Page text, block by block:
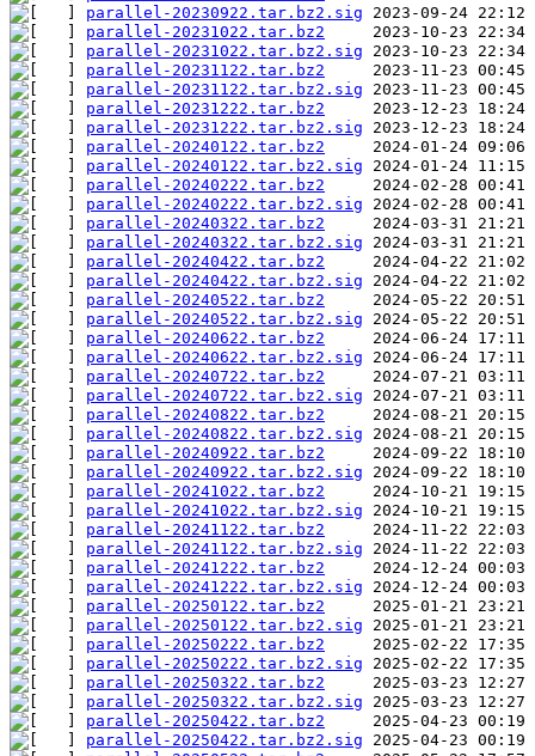
parallel-20230922.tar.bz2.sig
parallel-20231022.tar.bz2
parallel-20231022.tar.bz2.sig
parallel-20231122.tar.bz2
parallel-20231122.tar.bz2.sig
parallel-20231222.tar.bz2
parallel-20231222.tar.bz2.sig
parallel-20240122.tar.bz2
parallel-20240122.tar.bz2.sig
parallel-20240222.tar.bz2
parallel-20240222.tar.bz2.sig
parallel-20240322.tar.bz2
parallel-20240322.tar.bz2.sig
parallel-20240422.tar.bz2
parallel-20240422.tar.bz2.sig
parallel-20240522.tar.bz2
parallel-20240522.tar.bz2.sig
parallel-20240622.tar.bz2
parallel-20240622.tar.bz2.sig
parallel-20240722.tar.bz2
parallel-20240722.tar.bz2.sig
parallel-20240822.tar.bz2
parallel-20240822.tar.bz2.sig
parallel-20240922.tar.bz2
parallel-20240922.tar.bz2.sig
parallel-20241022.tar.bz2
parallel-20241022.tar.bz2.sig
parallel-20241122.tar.bz2
parallel-20241122.tar.bz2.sig
parallel-20241222.tar.bz2
parallel-20241222.tar.bz2.sig
parallel-20250122.tar.bz2
parallel-20250122.tar.bz2.sig
parallel-20250222.tar.bz2
parallel-20250222.tar.bz2.sig
parallel-20250322.tar.bz2
parallel-20250322.tar.bz2.sig
parallel-20250422.tar.bz2
parallel-20250422.tar.bz2.sig